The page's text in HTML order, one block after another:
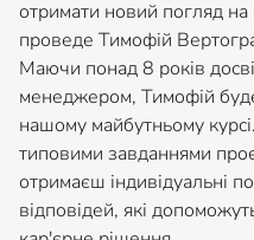
отримати новий погляд
проведе Тимофій
Маючи понад 8 років
менеджером, Тимофій
нашому майбутньому
типовими завданнями
отримаєш індивідуальні
відповідей, які